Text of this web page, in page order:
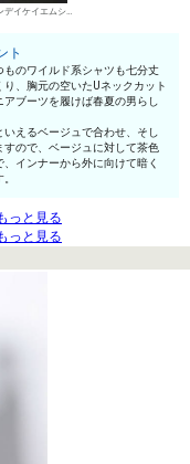
ワンデイケイエムシー エンジニア・ペコスブーツ
ト
のワイルド系シャツも七分丈
、胸元の空いたUネックカット
ブーツを履けば春夏の男らし
えるベージュで合わせ、そし
ので、ベージュに対して茶色
インナーから外に向けて暗く
っと見る
っと見る